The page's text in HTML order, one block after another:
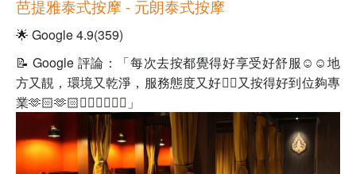
芭提雅泰式按摩 - 元朗泰式按摩
🌟 Google 4.9(359)
📝 Google 評論：「每次去按都覺得好享受好舒服☺️☺️地
方又靚，環境又乾淨，服務態度又好👍🏻又按得好到位夠專
業🫶🏻🫶🏻👍🏻👍🏻👍🏻」